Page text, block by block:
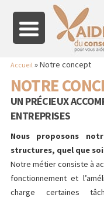
Accueil»Notre concept
NOTRE
UN PRÉCIEUX
ENTREPRISES
Nous proposons
structures, quel que
Notre métier consiste à
fonctionnement et
charge certaines